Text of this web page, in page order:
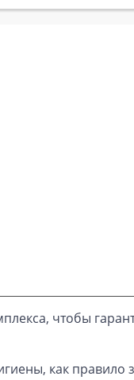
чтобы
как правило